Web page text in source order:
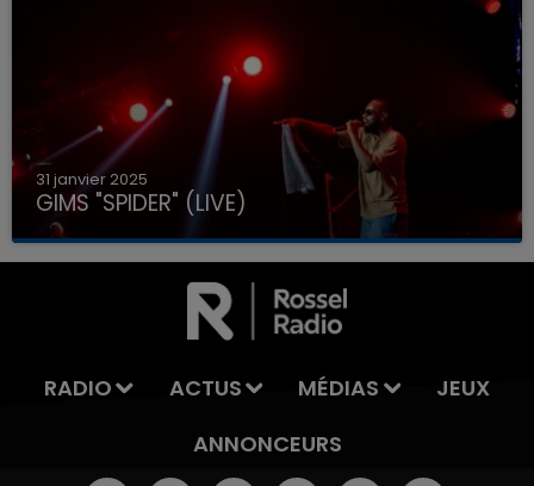
31 janvier 2025
GIMS "SPIDER" (LIVE)
RADIO ACTUS MÉDIAS
JEUX
ANNONCEURS